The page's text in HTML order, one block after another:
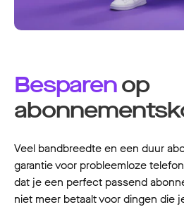
Besparenop
Veel bandbreedte en een duur
garantie voor probleemloze
dat je een perfect passend
niet meer betaalt voor dingen die